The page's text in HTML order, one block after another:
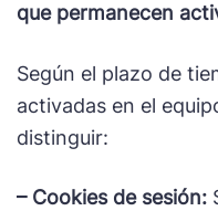
que permanecen
Según el plazo de
activadas en el
distinguir:
– Cookies de sesión: